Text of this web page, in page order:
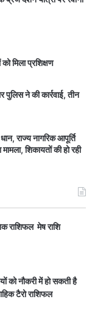
मिला प्रशिक्षण
ने की कार्रवाई, तीन
राज्य नागरिक आपूर्ति
शिकायतों की हो रही
राशिफल मेष राशि
को नौकरी में हो सकती है
टैरो राशिफल